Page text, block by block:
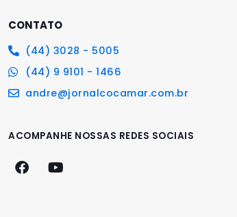
CONTATO
(44) 3028 - 5005
(44) 9 9101 - 1466
andre@jornalcocamar.com.br
ACOMPANHE NOSSAS REDES SOCIAIS